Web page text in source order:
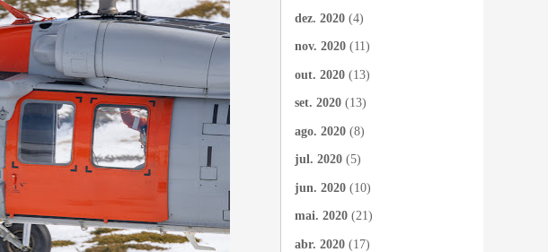
dez. 2020 (4)
nov. 2020 (11)
out. 2020 (13)
set. 2020 (13)
ago. 2020 (8)
jul. 2020 (5)
jun. 2020 (10)
mai. 2020 (21)
abr. 2020 (17)